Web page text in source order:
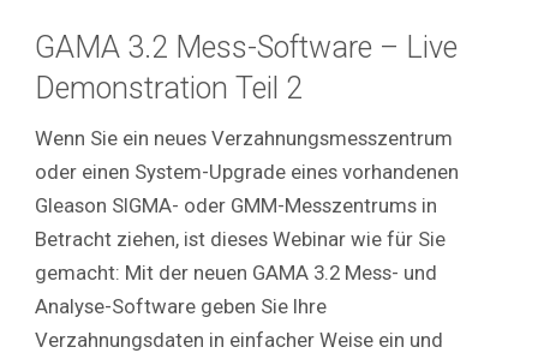
GAMA 3.2 Mess-Software – Live
Demonstration Teil 2
Wenn Sie ein neues Verzahnungsmesszentrum
oder einen System-Upgrade eines vorhandenen
Gleason SIGMA- oder GMM-Messzentrums in
Betracht ziehen, ist dieses Webinar wie für Sie
gemacht: Mit der neuen GAMA 3.2 Mess- und
Analyse-Software geben Sie Ihre
Verzahnungsdaten in einfacher Weise ein und